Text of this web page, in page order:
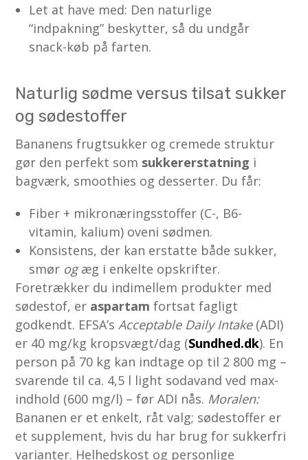
Let at have med: Den naturlige
“indpakning” beskytter, så du undgår
snack-køb på farten.
Naturlig sødme versus tilsat sukker
og sødestoffer
Bananens frugtsukker og cremede struktur
gør den perfekt som sukkererstatning i
bagværk, smoothies og desserter. Du får:
Fiber + mikronæringsstoffer (C-, B6-
vitamin, kalium) oveni sødmen.
Konsistens, der kan erstatte både sukker,
smør ogæg i enkelte opskrifter.
Foretrækker du indimellem produkter med
sødestof, er aspartam fortsat fagligt
godkendt. EFSA’sAcceptable Daily Intake(ADI)
er 40 mg/kg kropsvægt/dag (Sundhed.dk). En
person på 70 kg kan indtage op til 2 800 mg –
svarende til ca. 4,5 l light sodavand ved max-
indhold (600 mg/l) – før ADI nås. Moralen:
Bananen er et enkelt, råt valg; sødestoffer er
et supplement, hvis du har brug for sukkerfri
varianter. Helhedskost og personlige